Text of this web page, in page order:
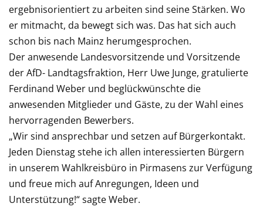
ergebnisorientiert zu arbeiten sind seine Stärken. Wo
er mitmacht, da bewegt sich was. Das hat sich auch
schon bis nach Mainz herumgesprochen.
Der anwesende Landesvorsitzende und Vorsitzende
der AfD- Landtagsfraktion, Herr Uwe Junge, gratulierte
Ferdinand Weber und beglückwünschte die
anwesenden Mitglieder und Gäste, zu der Wahl eines
hervorragenden Bewerbers.
„Wir sind ansprechbar und setzen auf Bürgerkontakt.
Jeden Dienstag stehe ich allen interessierten Bürgern
in unserem Wahlkreisbüro in Pirmasens zur Verfügung
und freue mich auf Anregungen, Ideen und
Unterstützung!“ sagte Weber.